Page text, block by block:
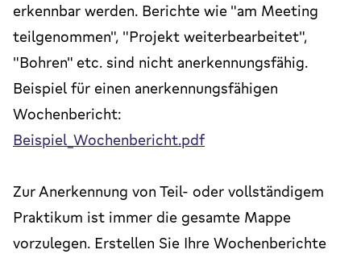
erkennbar werden. Berichte wie "am Meeting
teilgenommen", "Projekt weiterbearbeitet",
"Bohren" etc. sind nicht anerkennungsfähig.
Beispiel für einen anerkennungsfähigen
Wochenbericht:
Beispiel_Wochenbericht.pdf
Zur Anerkennung von Teil- oder vollständigem
Praktikum ist immer die gesamte Mappe
vorzulegen. Erstellen Sie Ihre Wochenberichte